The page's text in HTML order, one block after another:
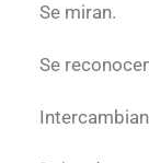
Se miran.
Se